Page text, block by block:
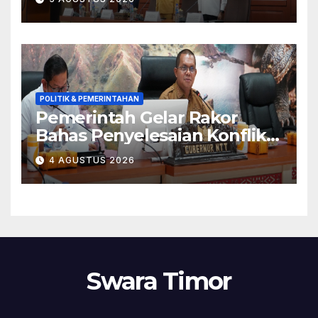
Publik Tahun 2026 Jadi
Momentum Perbaikan
Kualitas Layanan
POLITIK & PEMERINTAHAN
Pemerintah Gelar Rakor
Bahas Penyelesaian Konflik
Adonara
4 AGUSTUS 2026
Swara Timor